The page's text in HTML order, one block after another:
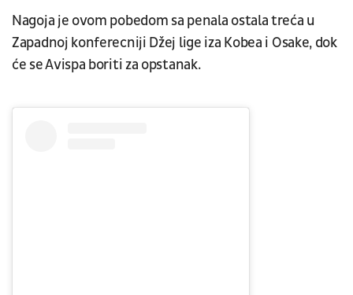
Nagoja je ovom pobedom sa penala ostala treća u
Zapadnoj konferecniji Džej lige iza Kobea i Osake, dok
će se Avispa boriti za opstanak.